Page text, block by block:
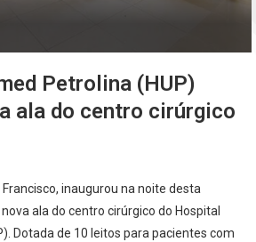
Petrolina (HUP)
ala do centro cirúrgico
inaugurou na noite desta
ala do centro cirúrgico do Hospital
Dotada de 10 leitos para pacientes com